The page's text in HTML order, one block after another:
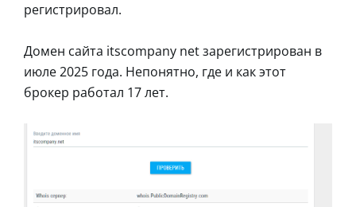
регистрировал.
Домен сайта itscompany net зарегистрирован в
июле 2025 года. Непонятно, где и как этот
брокер работал 17 лет.